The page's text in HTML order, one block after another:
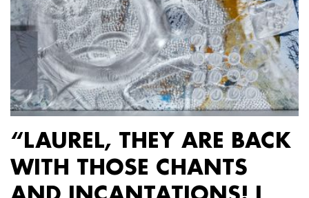
“LAUREL, THEY ARE BACK
WITH THOSE CHANTS